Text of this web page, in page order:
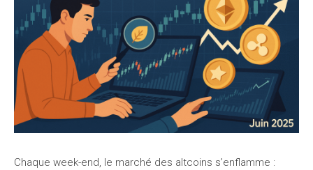
Chaque week-end, le marché des altcoins s’enflamme :